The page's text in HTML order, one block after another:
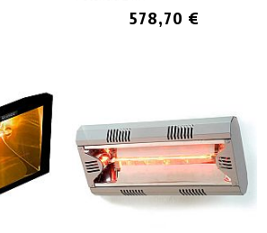
578,70 €